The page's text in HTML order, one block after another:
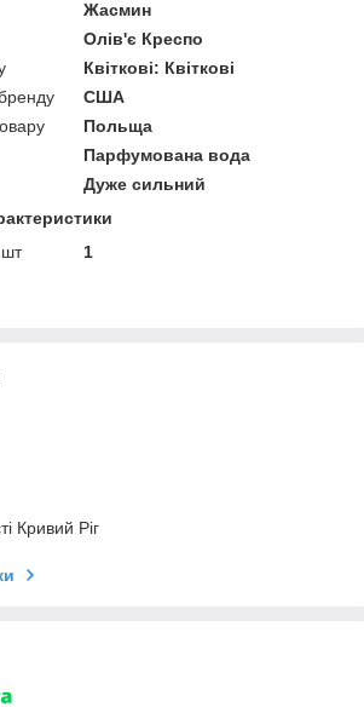
Жасмин
Олів'є Креспо
Квіткові: Квіткові
США
Польща
Парфумована вода
Дуже сильний
шт
1
Кривий Ріг